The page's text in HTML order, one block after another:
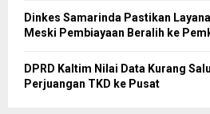
Dinkes Samarinda Pastikan
Meski Pembiayaan Beralih ke
DPRD Kaltim Nilai Data Kurang
Perjuangan TKD ke Pusat